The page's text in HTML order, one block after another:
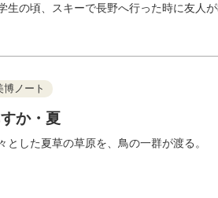
生の頃、スキーで長野へ行った時に友人
博ノート
か・夏
とした夏草の草原を、鳥の一群が渡る。